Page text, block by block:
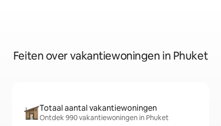
Feiten over vakantiewoningen in Phuket
Totaal aantal vakantiewoningen
Ontdek 990 vakantiewoningen in Phuket